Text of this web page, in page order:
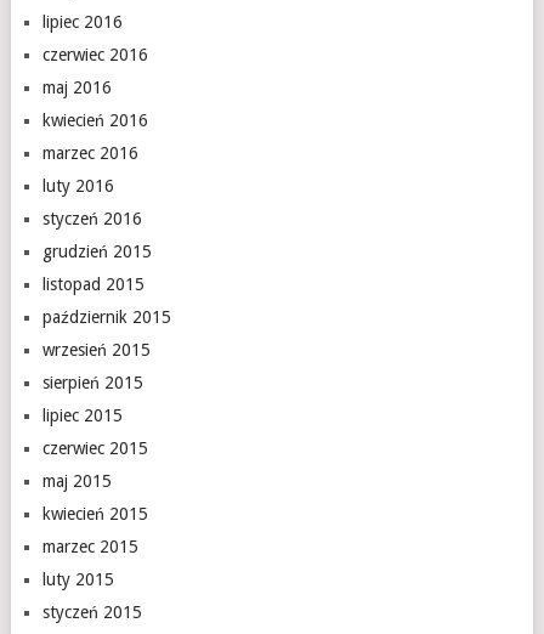
lipiec 2016
czerwiec 2016
maj 2016
kwiecień 2016
marzec 2016
luty 2016
styczeń 2016
grudzień 2015
listopad 2015
październik 2015
wrzesień 2015
sierpień 2015
lipiec 2015
czerwiec 2015
maj 2015
kwiecień 2015
marzec 2015
luty 2015
styczeń 2015